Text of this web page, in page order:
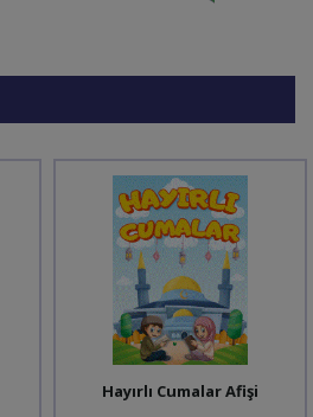
Hayırlı Cumalar Afişi